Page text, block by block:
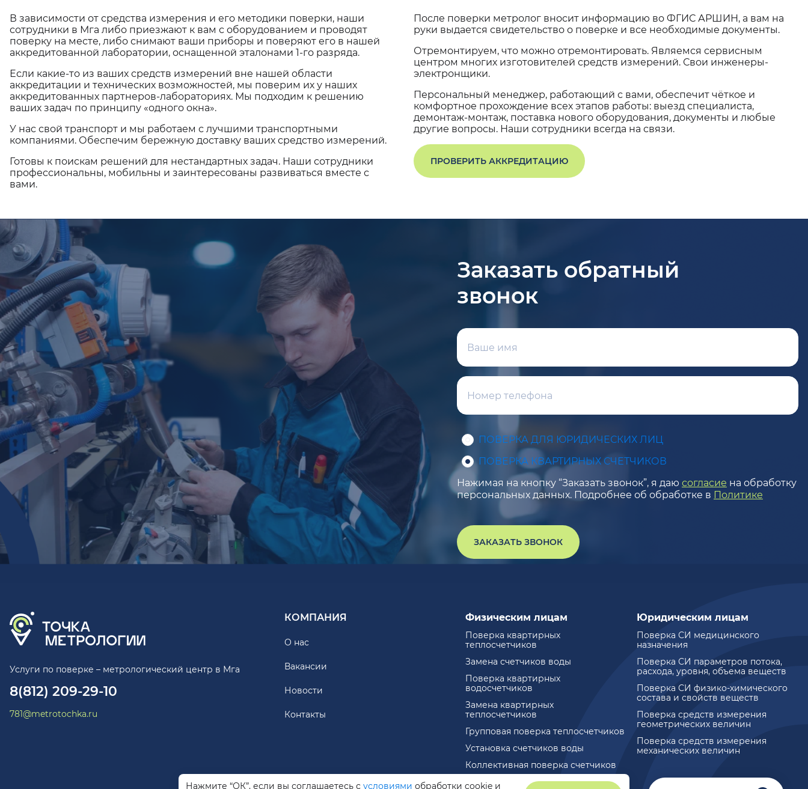
В зависимости от средства измерения и его методики поверки, наши
сотрудники в Мга либо приезжают к вам с оборудованием и проводят
поверку на месте, либо снимают ваши приборы и поверяют его в нашей
аккредитованной лаборатории, оснащенной эталонами 1-го разряда.
Если какие-то из ваших средств измерений вне нашей области
аккредитации и технических возможностей, мы поверим их у наших
аккредитованных партнеров-лабораториях. Мы подходим к решению
ваших задач по принципу «одного окна».
У нас свой транспорт и мы работаем с лучшими транспортными
компаниями. Обеспечим бережную доставку ваших средство измерений.
Готовы к поискам решений для нестандартных задач. Наши сотрудники
профессиональны, мобильны и заинтересованы развиваться вместе с
вами.
После поверки метролог вносит информацию во ФГИС АРШИН, а вам на
руки выдается свидетельство о поверке и все необходимые документы.
Отремонтируем, что можно отремонтировать. Являемся сервисным
центром многих изготовителей средств измерений. Свои инженеры-
электронщики.
Персональный менеджер, работающий с вами, обеспечит чёткое и
комфортное прохождение всех этапов работы: выезд специалиста,
демонтаж-монтаж, поставка нового оборудования, документы и любые
другие вопросы. Наши сотрудники всегда на связи.
ПРОВЕРИТЬ АККРЕДИТАЦИЮ
Заказать обратный
звонок
ПОВЕРКА ДЛЯ ЮРИДИЧЕСКИХ ЛИЦ
ПОВЕРКА КВАРТИРНЫХ СЧЕТЧИКОВ
Нажимая на кнопку “Заказать звонок”, я даю согласие на обработку
персональных данных. Подробнее об обработке в Политике
ЗАКАЗАТЬ ЗВОНОК
Услуги по поверке – метрологический центр в Мга
8(812) 209-29-10
781@metrotochka.ru
КОМПАНИЯ
О нас
Вакансии
Новости
Контакты
Физическим лицам
Поверка квартирных
теплосчетчиков
Замена счетчиков воды
Поверка квартирных
водосчетчиков
Замена квартирных
теплосчетчиков
Групповая поверка теплосчетчиков
Установка счетчиков воды
Коллективная поверка счетчиков
Юридическим лицам
Поверка СИ медицинского
назначения
Поверка СИ параметров потока,
расхода, уровня, объема веществ
Поверка СИ физико-химического
состава и свойств веществ
Поверка средств измерения
геометрических величин
Поверка средств измерения
механических величин
Нажмите “ОК”, если вы соглашаетесь с условиями обработки cookie и